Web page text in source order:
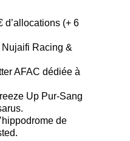
d’allocations (+ 6
Racing &
AFAC dédiée à
Up Pur-Sang
de